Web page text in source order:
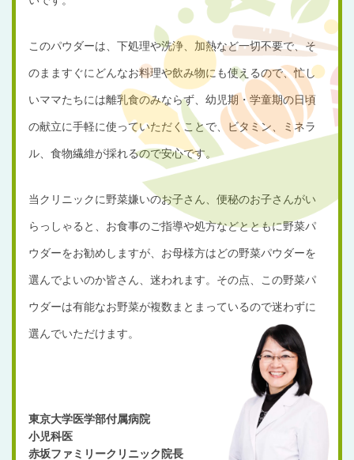
このパウダーは、下処理や洗浄、加熱など一切不要で、そ
のまますぐにどんなお料理や飲み物にも使えるので、忙し
いママたちには離乳食のみならず、幼児期・学童期の日頃
の献立に手軽に使っていただくことで、ビタミン、ミネラ
ル、食物繊維が採れるので安心です。
当クリニックに野菜嫌いのお子さん、便秘のお子さんがい
らっしゃると、お食事のご指導や処方などとともに野菜パ
ウダーをお勧めしますが、お母様方はどの野菜パウダーを
選んでよいのか皆さん、迷われます。その点、この野菜パ
ウダーは有能なお野菜が複数まとまっているので迷わずに
選んでいただけます。
東京大学医学部付属病院
小児科医
赤坂ファミリークリニック院長